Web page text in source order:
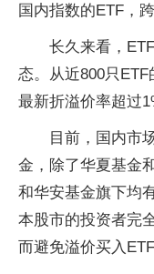
国内指数的ETF，
长久来看，
态。从近800只
最新折溢价率超过
目前，国内市
金，除了华夏基金
和华安基金旗下均
本股市的投资者完
而避免溢价买入